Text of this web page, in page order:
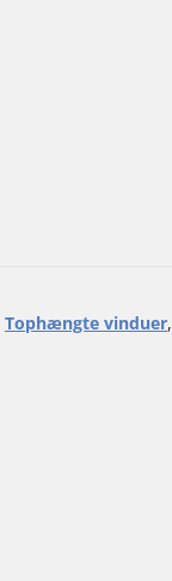
Tophængte vinduer,